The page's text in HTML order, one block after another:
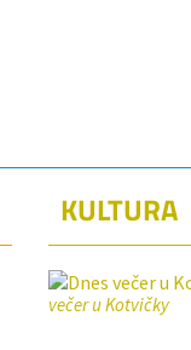
KULTURA
večer u Kotvičky